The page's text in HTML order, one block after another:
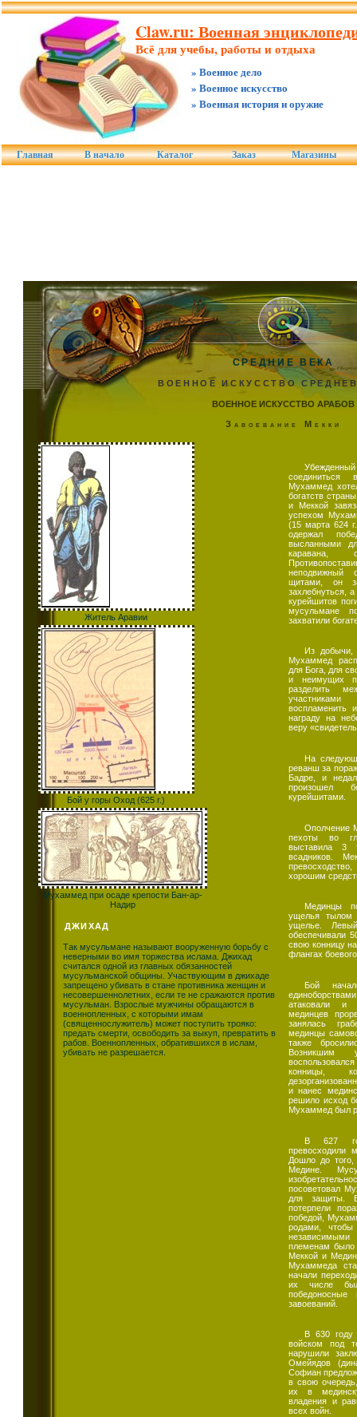
Claw.ru: Военная
Всё для учебы, работы и отдыха
» Военное дело
» Военное искусство
» Военная история и оружие
Главная В начало Каталог Заказ Магазины
СРЕДНИЕ ВЕКА
ВОЕННОЕ ИСКУССТВО
ВОЕННОЕ ИСКУССТВО АРАБОВ
Завоевание Мекки
Житель Аравии
Бой у горы Оход (625 г.)
Мухаммед при осаде крепости Бан-ар-
Надир
ДЖИХАД
Так мусульмане называют вооруженную борьбу с
неверными во имя торжества ислама. Джихад
считался одной из главных обязанностей
мусульманской общины. Участвующим в джихаде
запрещено убивать в стане противника женщин и
несовершеннолетних, если те не сражаются против
мусульман. Взрослые мужчины обращаются в
военнопленных, с которыми имам
(священнослужитель) может поступить трояко:
предать смерти, освободить за выкуп, превратить в
рабов. Военнопленных, обратившихся в ислам,
убивать не разрешается.
Мухаммед
богатств
и Меккой
успехом
(15 марта 624
одержал
высланными
каравана,
неподвижный
щитами, он
захлебнуться,
курейшитов
мусульмане
захватили
Из добычи,
Мухаммед
для Бога, для
и неимущих
разделить
воспламенить
награду на
веру
На
реванш за
Бадре, и
произошел
курейшитами.
Ополчение
пехоты во
выставила 3
всадников.
хорошим
Мединцы
ущелья тылом
ущелье.
обеспечивали
свою конницу
флангах
Бой
атаковали и
мединцев
занялась
мединцы
также
Возникшим
конницы,
и нанес
решило исход
Мухаммед был
В 627
превосходили
Дошло до
Медине.
посоветовал
для защиты.
потерпели
победой,
родами, чтобы
племенам было
Меккой и
Мухаммеда
начали
их числе
победоносные
завоеваний.
В 630
войском под
нарушили
Омейядов
Софиан
в свою
их в
владения и
всех войн.